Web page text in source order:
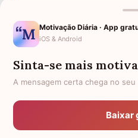
Mensagens de saudade que
expressam falta
Mensagens de otimismo
confiança
Mensagens para
Motivação Diária · App
iOS & Android
Sinta-se mais
A mensagem certa chega no
Baixar